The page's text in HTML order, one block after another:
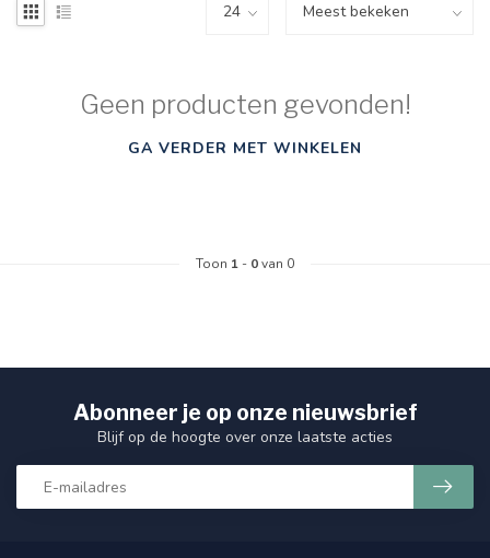
Geen producten gevonden!
GA VERDER MET WINKELEN
Toon 1 - 0van 0
Abonneer je op onze nieuwsbrief
Blijf op de hoogte over onze laatste acties